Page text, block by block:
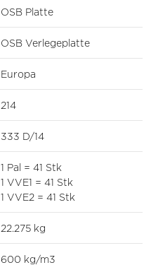
OSB Platte
OSB Verlegeplatte
Europa
214
333 D/14
1 Pal = 41 Stk
1 VVE1 = 41 Stk
1 VVE2 = 41 Stk
22.275 kg
600 kg/m3